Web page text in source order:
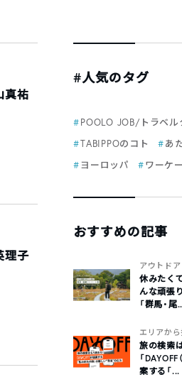
真祐
理子
#人気のタグ
POOLO JOB/トラベル
TABIPPOのコト
あ
ヨーロッパ
ワーケ
おすすめの記事
アウトドア
休みたく
んな頑張
「群馬・尾
エリアから
旅の検索
「DAYOFF
案する「...